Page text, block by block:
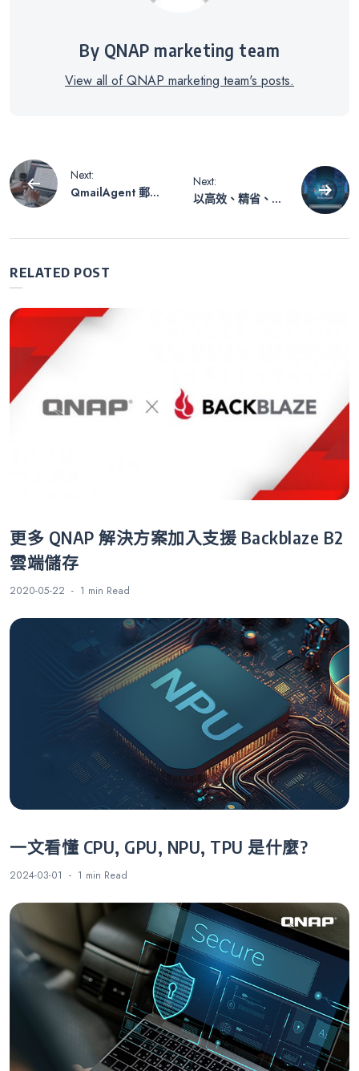
By QNAP marketing team
View all of QNAP marketing team's posts.
文
章
導
覽
Next:
QmailAgent 郵件
Next:
以高效、精省、高
儲存架構，協助企
RELATED POST
更多 QNAP 解決方案加入支援 Backblaze B2
雲端儲存
2020-05-22 1 min Read
一文看懂 CPU, GPU, NPU, TPU 是什麼?
2024-03-01 1 min Read